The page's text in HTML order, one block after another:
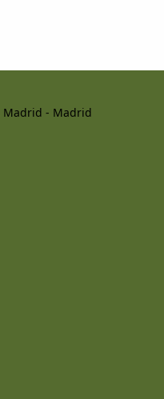
Madrid - Madrid